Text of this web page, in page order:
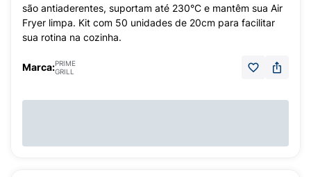
são antiaderentes, suportam até 230°C e mantêm sua Air
Fryer limpa. Kit com 50 unidades de 20cm para facilitar
sua rotina na cozinha.
Marca:PRIME
GRILL